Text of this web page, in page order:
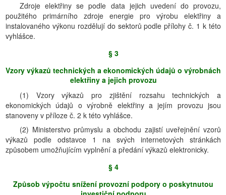
Zdroje elektřiny se podle data jejich uvedení do provozu,
použitého primárního zdroje energie pro výrobu elektřiny a
instalovaného výkonu rozdělují do sektorů podle přílohy č. 1 k této
vyhlášce.
§ 3
Vzory výkazů technických a ekonomických údajů o výrobnách
elektřiny a jejich provozu
(1) Vzory výkazů pro zjištění rozsahu technických a
ekonomických údajů o výrobně elektřiny a jejím provozu jsou
stanoveny v příloze č. 2 k této vyhlášce.
(2) Ministerstvo průmyslu a obchodu zajistí uveřejnění vzorů
výkazů podle odstavce 1 na svých internetových stránkách
způsobem umožňujícím vyplnění a předání výkazů elektronicky.
§ 4
Způsob výpočtu snížení provozní podpory o poskytnutou